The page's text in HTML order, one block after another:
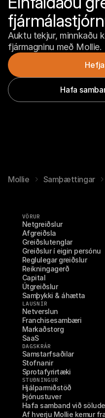
Auktu tekjur, minnkaðu
fjármagninu með Mollie.
Hafa
Mollie Samþættingar
VÖRUR
Netgreiðslur
Afgreiðsla
Greiðslutenglar
Greiðslur í eigin persónu
Reglulegar greiðslur
Reikningagerð
Capital
Útgreiðslur
Samþykki & áhætta
LAUSNIR
Netverslun
Franchisesambæri
Markaðstorg
SaaS
DAGSKRÁR
Samstarfsaðilar
Stofnanir
Sprotafyrirtæki
STUÐNINGUR
Hjálparmiðstöð
Þjónustuver
Hafa samband við
Af hverju Mollie kemur